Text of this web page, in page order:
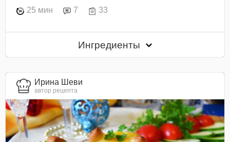
25 мин 7 33
Ингредиенты
Ирина Шеви
автор рецепта